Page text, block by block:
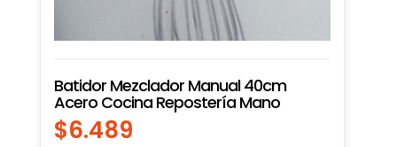
Batidor Mezclador Manual 40cm
Acero Cocina Repostería Mano
$6.489